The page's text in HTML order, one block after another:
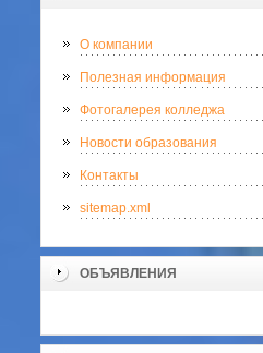
О компании
Полезная информация
Фотогалерея колледжа
Новости образования
Контакты
sitemap.xml
ОБЪЯВЛЕНИЯ